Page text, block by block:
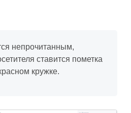
непрочитанным,
ставится пометка
кружке.